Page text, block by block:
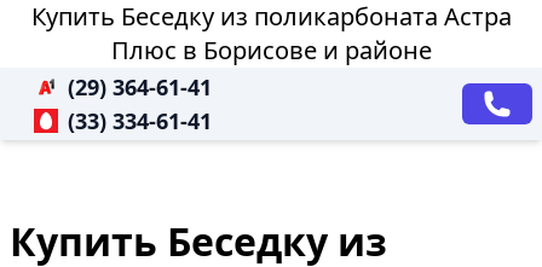
Купить Беседку из поликарбоната Астра
Плюс в Борисове и районе
(29) 364-61-41
(33) 334-61-41
Купить Беседку из